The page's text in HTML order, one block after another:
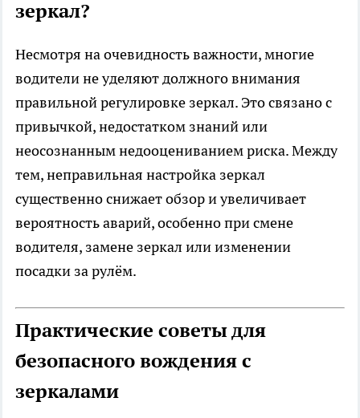
зеркал?
Несмотря на очевидность важности, многие
водители не уделяют должного внимания
правильной регулировке зеркал. Это связано с
привычкой, недостатком знаний или
неосознанным недооцениванием риска. Между
тем, неправильная настройка зеркал
существенно снижает обзор и увеличивает
вероятность аварий, особенно при смене
водителя, замене зеркал или изменении
посадки за рулём.
Практические советы для
безопасного вождения с
зеркалами